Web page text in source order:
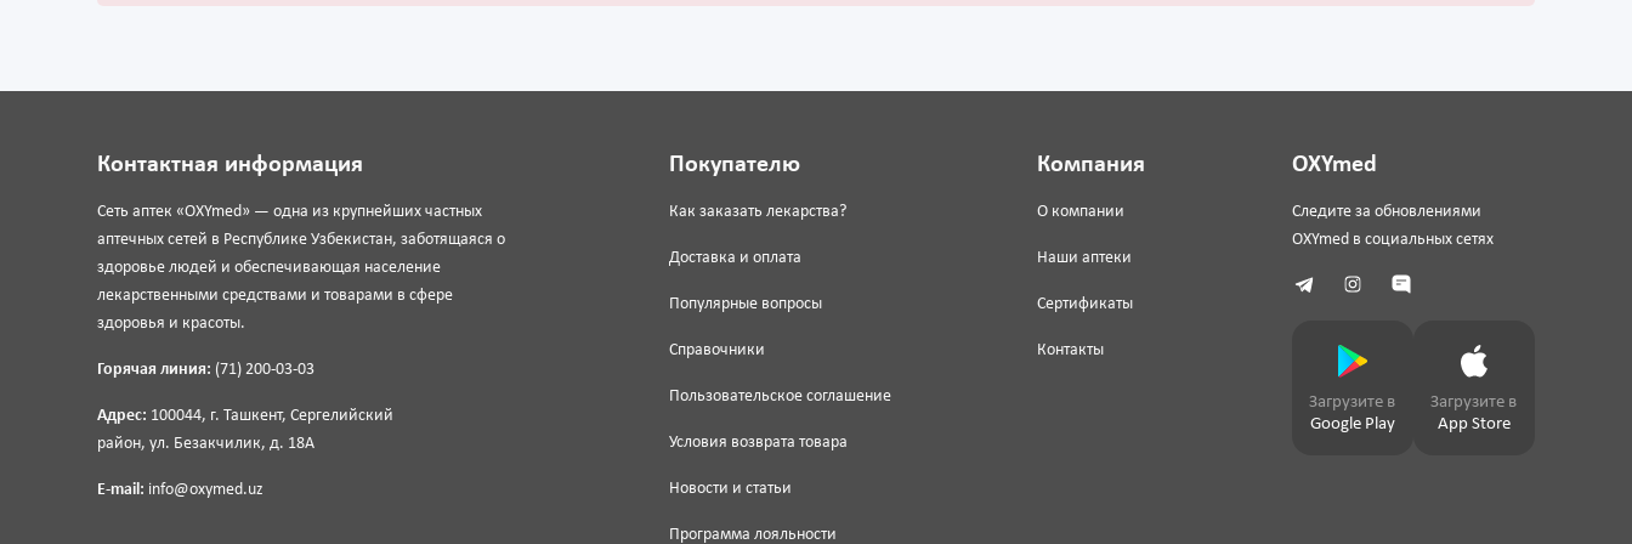
Контактная информация
Сеть аптек «OXYmed» — одна из крупнейших частных
аптечных сетей в Республике Узбекистан, заботящаяся о
здоровье людей и обеспечивающая население
лекарственными средствами и товарами в сфере
здоровья и красоты.
Горячая линия: (71) 200-03-03
Адрес: 100044, г. Ташкент, Сергелийский
район, ул. Безакчилик, д. 18А
E-mail: info@oxymed.uz
Покупателю
Как заказать лекарства?
Доставка и оплата
Популярные вопросы
Справочники
Пользовательское соглашение
Условия возврата товара
Новости и статьи
Программа лояльности
Компания
О компании
Наши аптеки
Сертификаты
Контакты
OXYmed
Следите за обновлениями
OXYmed в социальных сетях
Загрузите в
Google Play
Загрузите в
App Store